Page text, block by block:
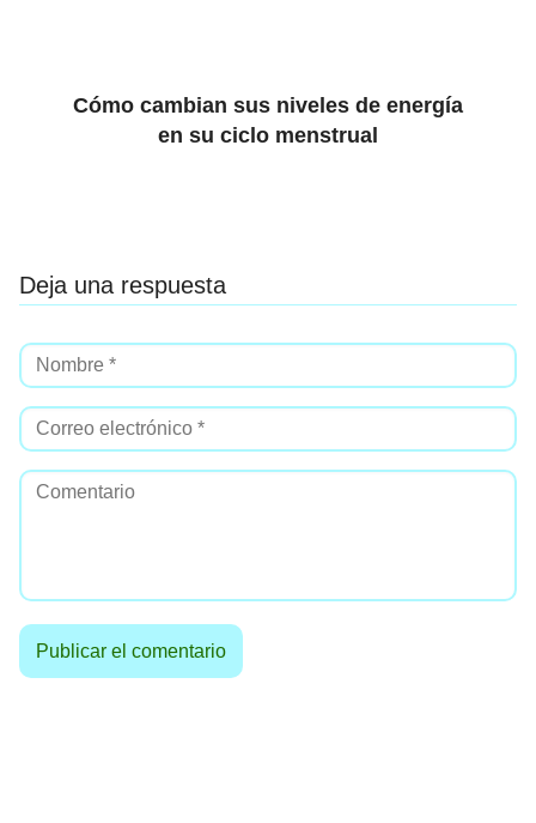
Cómo cambian sus niveles de energía
en su ciclo menstrual
Deja una respuesta